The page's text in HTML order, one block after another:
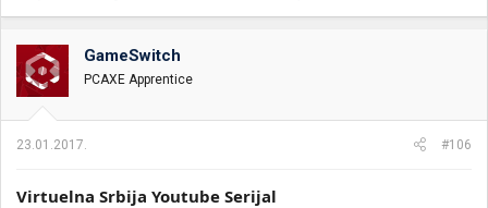
GameSwitch
PCAXE Apprentice
23.01.2017. #106
Virtuelna Srbija Youtube Serijal